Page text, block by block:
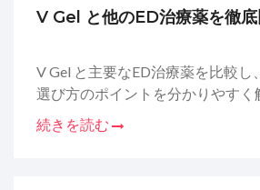
V Gel と他のED治療薬を徹
V Gel と主要なED治療薬を比較し
選び方のポイントを分かりやすく
続きを読む